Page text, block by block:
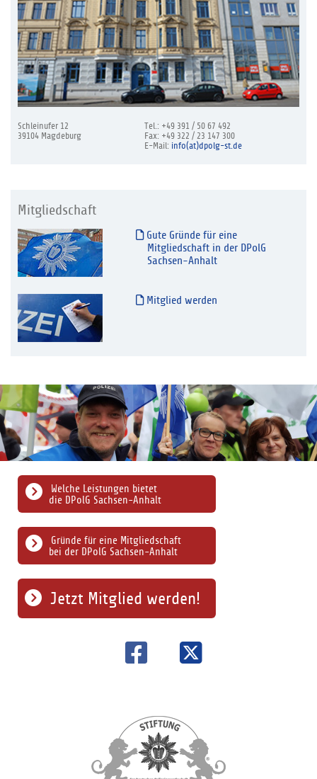
Schleinufer 12
39104 Magdeburg
Tel.: +49 391 / 50 67 492
Fax: +49 322 / 23 147 300
E-Mail: info(at)dpolg-st.de
Mitgliedschaft
Gute Gründe für eine
Mitgliedschaft in der DPolG
Sachsen-Anhalt
Mitglied werden
Gründe für eine Mitgliedschaft
bei der DPolG Sachsen-Anhalt
Welche Leistungen bietet
die DPolG Sachsen-Anhalt
Jetzt Mitglied werden!